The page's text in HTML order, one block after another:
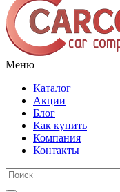
Меню
Каталог
Акции
Блог
Как купить
Компания
Контакты